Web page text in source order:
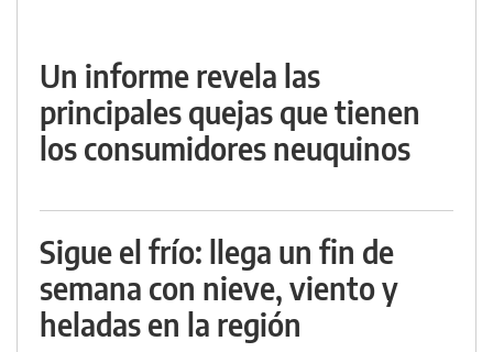
Un informe revela las
principales quejas que tienen
los consumidores neuquinos
Sigue el frío: llega un fin de
semana con nieve, viento y
heladas en la región